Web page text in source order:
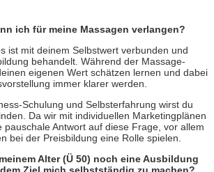
ich für meine Massagen verlangen?
ist mit deinem Selbstwert verbunden und
behandelt. Während der Massage-
eigenen Wert schätzen lernen und dabei
immer klarer werden.
Schulung und Selbsterfahrung wirst du
Da wir mit individuellen Marketingplänen
pauschale Antwort auf diese Frage, vor allem
bei der Preisbildung eine Rolle spielen.
Alter (Ü 50) noch eine Ausbildung
Ziel mich selbstständig zu machen?